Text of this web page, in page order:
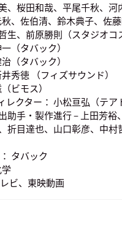
声優：田中真弓
、桜田和哉、平尾千秋、河
、佐伯清、鈴木典子、佐
生、前原勝則（スタジオコ
（タバック）
（タバック）
秀徳 （フィズサウンド）
ビモス）
レクター： 小松亘弘（テア
助手・製作進行 – 上田芳裕
折目達也、山口彰彦、中
タバック
ビ、東映動画